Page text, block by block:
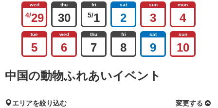
wed
4/29
thu
30
fri
5/1
sat
2
sun
3
mon
4
tue
5
wed
6
thu
7
fri
8
sat
9
sun
10
中国の動物ふれあいイベント
エリアを絞り込む 変更する